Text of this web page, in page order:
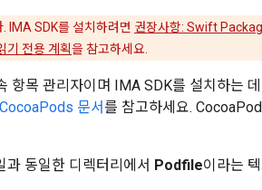
IMA SDK를 설치하려면 권장사항: Swift
전용 계획을 참고하세요.
항목 관리자이며 IMA SDK를 설치하는
CocoaPods 문서를 참고하세요.
과 동일한 디렉터리에서 Podfile이라는